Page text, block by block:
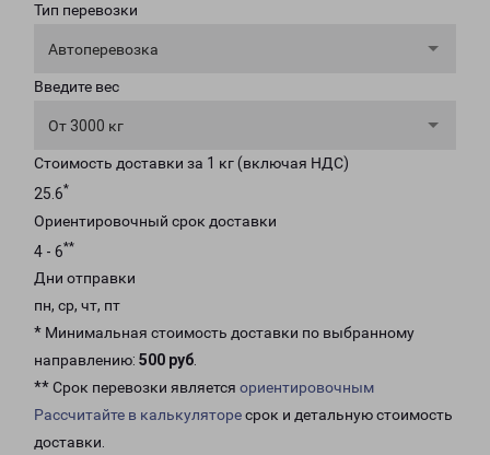
Тип перевозки
Автоперевозка
Введите вес
От 3000 кг
Стоимость доставки за 1 кг (включая НДС)
25.6*
Ориентировочный срок доставки
4 - 6**
Дни отправки
пн, ср, чт, пт
* Минимальная стоимость доставки по выбранному
направлению: 500 руб.
** Срок перевозки является ориентировочным
Рассчитайте в калькуляторесрок и детальную стоимость
доставки.